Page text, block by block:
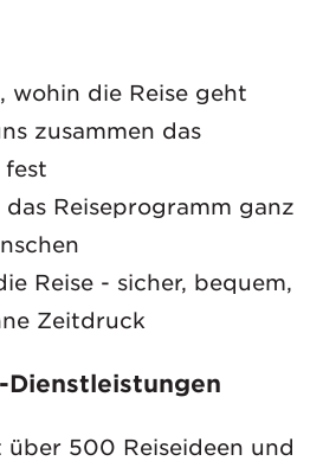
wohin die Reise geht
zusammen das
das Reiseprogramm ganz
Reise - sicher, bequem,
Zeitdruck
Dienstleistungen
500 Reiseideen und